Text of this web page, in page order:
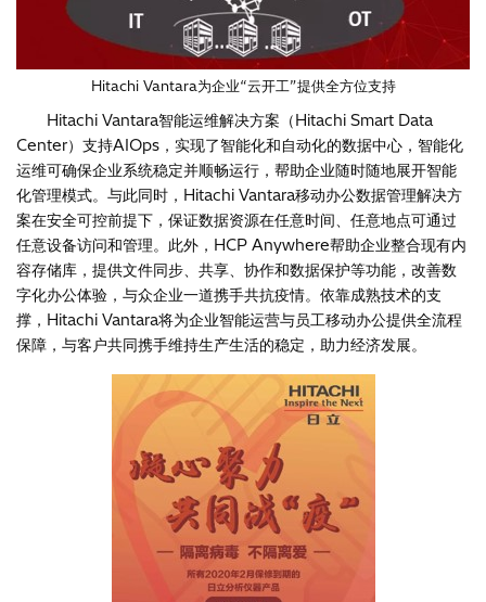
Hitachi Vantara为企业“云开工”提供全方位支持
Hitachi Vantara智能运维解决方案（Hitachi Smart Data
Center）支持AIOps，实现了智能化和自动化的数据中心，智能化
运维可确保企业系统稳定并顺畅运行，帮助企业随时随地展开智能
化管理模式。与此同时，Hitachi Vantara移动办公数据管理解决方
案在安全可控前提下，保证数据资源在任意时间、任意地点可通过
任意设备访问和管理。此外，HCP Anywhere帮助企业整合现有内
容存储库，提供文件同步、共享、协作和数据保护等功能，改善数
字化办公体验，与众企业一道携手共抗疫情。依靠成熟技术的支
撑，Hitachi Vantara将为企业智能运营与员工移动办公提供全流程
保障，与客户共同携手维持生产生活的稳定，助力经济发展。